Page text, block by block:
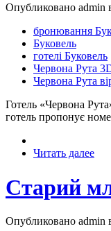
Опубликовано admin
бронювання
Буковель
готелі Буковель
Червона Рута
Червона Рута
Готель «Червона
готель пропонує
Читать далее
Старий
Опубликовано admin